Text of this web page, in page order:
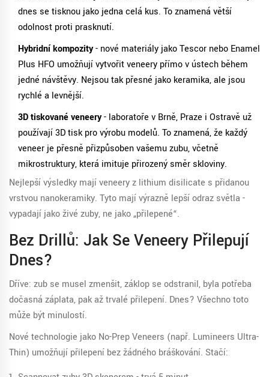
dnes se tisknou jako jedna celá kus. To znamená větší
odolnost proti prasknutí.
Hybridní kompozity- nové materiály jakoTescor nebo Enamel
Plus HFO umožňují vytvořit veneery přímo v ústech během
jedné návštěvy. Nejsou tak přesné jako keramika, ale jsou
rychlé a levnější.
3D tiskované veneery- laboratoře v Brně, Praze i Ostravě už
používají 3D tisk pro výrobu modelů. To znamená, že každý
veneer je přesně přizpůsoben vašemu zubu, včetně
mikrostruktury, která imituje přirozený směr skloviny.
Nejlepší výsledky mají veneery z lithium disilicate s přidanou
vrstvou nanokeramiky. Tyto mají výrazně lepší odraz světla -
vypadají jako živé zuby, ne jako „přilepené“.
Bez Drillů: Jak Se Veneery Přilepují
Dnes?
Dříve: zub se musel zmenšit, záklop se odstranil, byla potřeba
dočasná záplata, pak až trvalé přilepení. Dnes? Všechno toto
může být minulostí.
Nové technologie jako No-Prep Veneers (např. Lumineers Ultra-
Thin) umožňují přilepení bez žádného bráškování. Stačí: